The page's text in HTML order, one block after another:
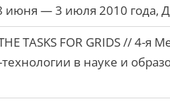
июня — 3 июля 2010 года,
TASKS FOR GRIDS // 4-
в науке и